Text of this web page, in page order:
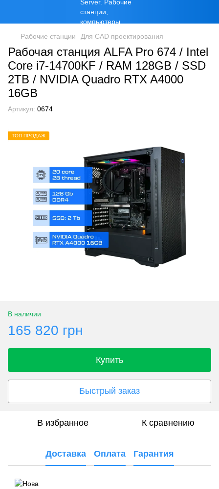
Рабочие станции Для CAD проектирования
Рабочая станция ALFA Pro 674 / Intel
Core i7-14700KF / RAM 128GB / SSD
2TB / NVIDIA Quadro RTX A4000
16GB
Артикул: 0674
ТОП ПРОДАЖ
В наличии
165 820 грн
Купить
Быстрый заказ
В избранное К сравнению
Доставка Оплата Гарантия